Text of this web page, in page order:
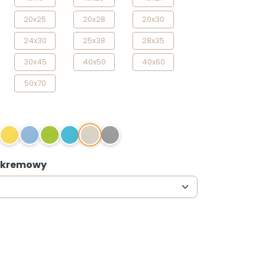
20x25 20x28
20x30
24x30 25x38
28x35
30x45 40x50
40x60
50x70
10 11 14 15 04 05